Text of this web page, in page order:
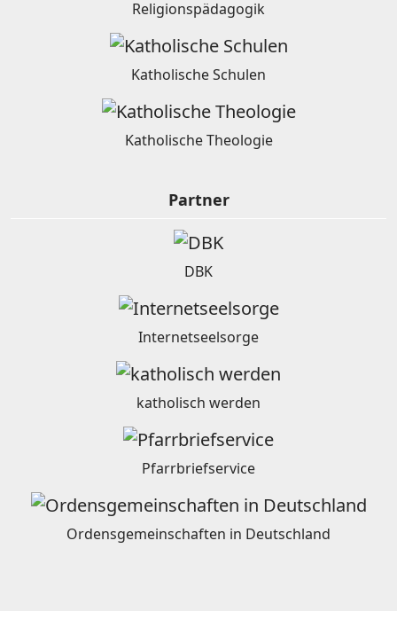
Religionspädagogik
Katholische Schulen
Katholische Theologie
Partner
DBK
Internetseelsorge
katholisch werden
Pfarrbriefservice
Ordensgemeinschaften in Deutschland